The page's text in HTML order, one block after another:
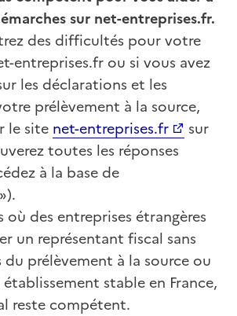
sur net-entreprises.fr.
des difficultés pour votre
entreprises.fr ou si vous avez
les déclarations et les
prélèvement à la source,
le site net-entreprises.fr
sur
toutes les réponses
à la base de
où des entreprises étrangères
un représentant fiscal sans
du prélèvement à la source ou
stable en France,
reste compétent.